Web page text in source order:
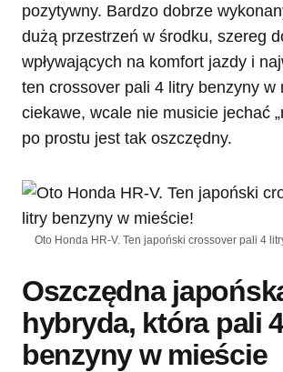
pozytywny. Bardzo dobrze
dużą przestrzeń w środku, szereg
wpływających na komfort jazdy i
ten crossover pali 4 litry benzyny w
ciekawe, wcale nie musicie jechać
po prostu jest tak oszczędny.
Oto Honda HR-V. Ten japoński crossover pali 4
Oszczędna
hybryda, która pali
benzyny w mieście